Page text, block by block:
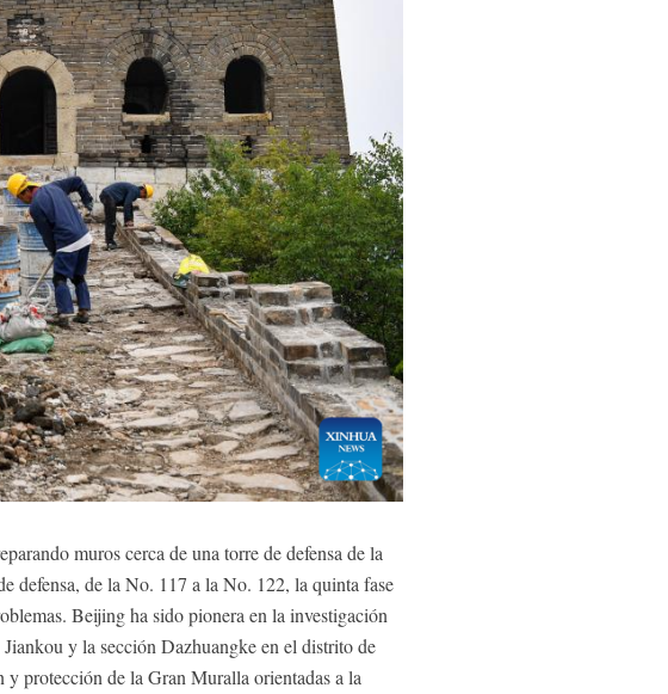
muros cerca de una torre de defensa de la
defensa, de la No. 117 a la No. 122, la quinta fase
Beijing ha sido pionera en la investigación
y la sección Dazhuangke en el distrito de
y protección de la Gran Muralla orientadas a la